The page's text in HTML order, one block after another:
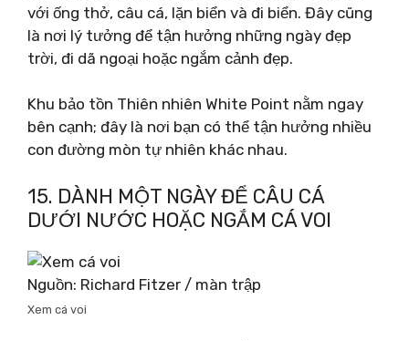
với ống thở, câu cá, lặn biển và đi biển. Đây cũng
là nơi lý tưởng để tận hưởng những ngày đẹp
trời, đi dã ngoại hoặc ngắm cảnh đẹp.
Khu bảo tồn Thiên nhiên White Point nằm ngay
bên cạnh; đây là nơi bạn có thể tận hưởng nhiều
con đường mòn tự nhiên khác nhau.
15. DÀNH MỘT NGÀY ĐỂ CÂU CÁ
DƯỚI NƯỚC HOẶC NGẮM CÁ VOI
Nguồn: Richard Fitzer / màn trập
Xem cá voi